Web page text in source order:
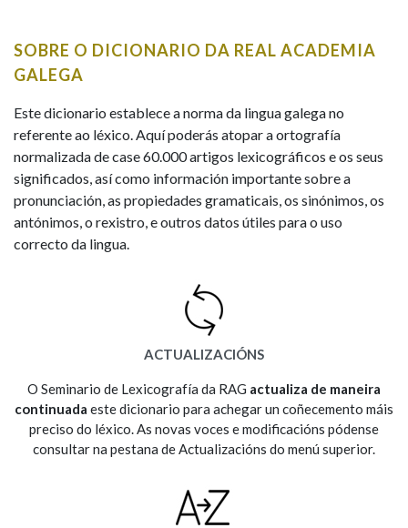
CASA-MUSEO EMILIA PARDO
HISTORIA
PRIMAVERA DAS LETRAS
PORTAL DAS PALABRAS
Comeza por
Remata por
Contén
Nos exemplos
Na fraseoloxía
SOBRE O DICIONARIO DA REAL ACADEMIA
GALEGA
Este dicionario establece a norma da lingua galega no
referente ao léxico. Aquí poderás atopar a ortografía
normalizada de case 60.000 artigos lexicográficos e os seus
significados, así como información importante sobre a
pronunciación, as propiedades gramaticais, os sinónimos, os
antónimos, o rexistro, e outros datos útiles para o uso
correcto da lingua.
ACTUALIZACIÓNS
O Seminario de Lexicografía da RAG actualiza de maneira
continuada este dicionario para achegar un coñecemento máis
preciso do léxico. As novas voces e modificacións pódense
consultar na pestana de Actualizacións do menú superior.